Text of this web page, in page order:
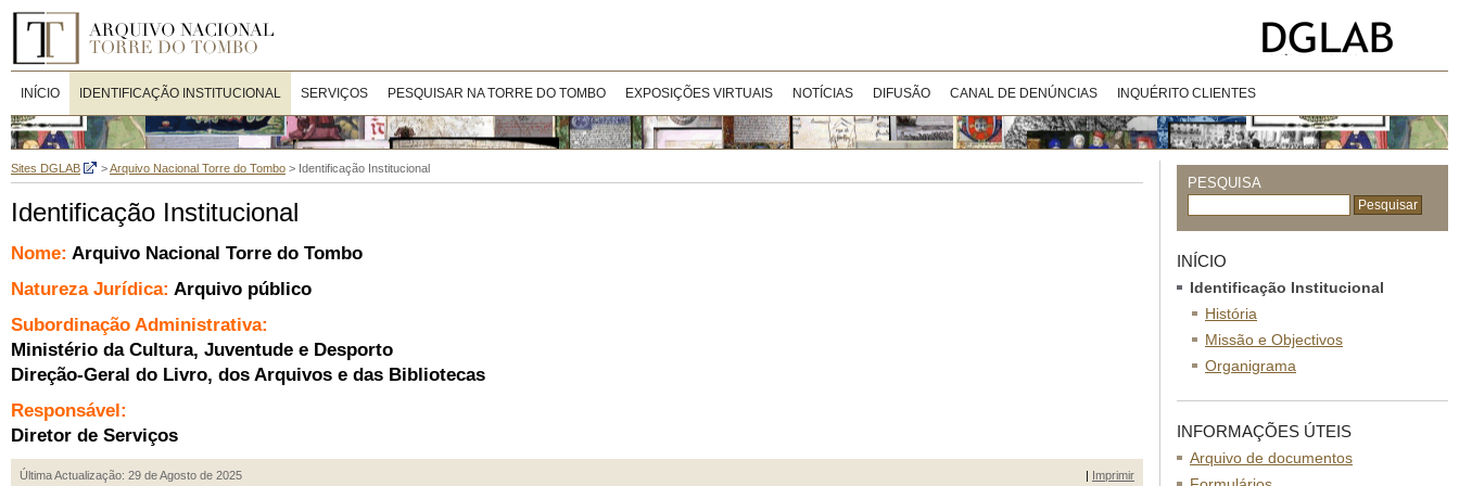
INÍCIO IDENTIFICAÇÃO INSTITUCIONAL SERVIÇOS PESQUISAR NA TORRE DO TOMBO EXPOSIÇÕES VIRTUAIS NOTÍCIAS DIFUSÃO CANAL DE DENÚNCIAS INQUÉRITO CLIENTES
Sites DGLAB >Arquivo Nacional Torre do Tombo > Identificação Institucional
Identificação Institucional
Nome: Arquivo Nacional Torre do Tombo
Natureza Jurídica: Arquivo público
Subordinação Administrativa:
Ministério da Cultura, Juventude e Desporto
Direção-Geral do Livro, dos Arquivos e das Bibliotecas
Responsável:
Diretor de Serviços
Última Actualização: 29 de Agosto de 2025 | Imprimir
PESQUISA
INÍCIO
Identificação Institucional
História
Missão e Objectivos
Organigrama
INFORMAÇÕES ÚTEIS
Arquivo de documentos